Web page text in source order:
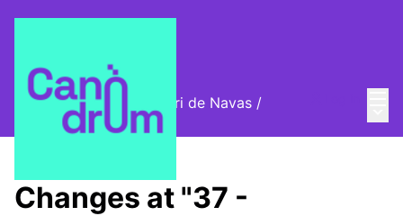
Cromos digitals del barri de Navas /
🦊 Digital stamps
Changes at "37 -